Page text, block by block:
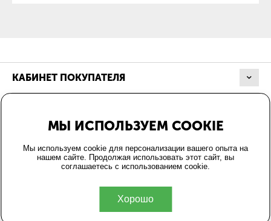
КАБИНЕТ ПОКУПАТЕЛЯ
КОНТАКТЫ
МЫ ИСПОЛЬЗУЕМ COOKIE
Мы используем cookie для персонализации вашего опыта на
нашем сайте. Продолжая использовать этот сайт, вы
соглашаетесь с использованием cookie.
Хорошо